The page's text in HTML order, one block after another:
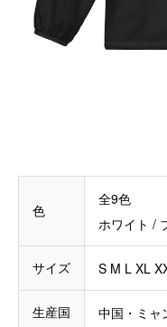
色
全9色
ホワイト /
サイズ S M L XL
生産国 中国・ミャ